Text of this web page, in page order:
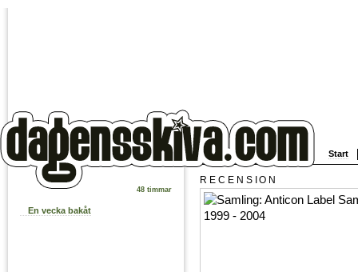
Start
48 timmar
En vecka bakåt
RECENSION